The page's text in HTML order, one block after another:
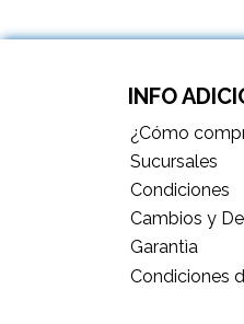
INFO
¿Cómo
Sucursales
Condiciones
Cambios y
Garantìa
Condiciones